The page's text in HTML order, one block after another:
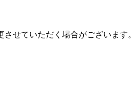
させていただく場合がございます